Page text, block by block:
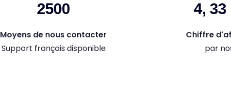
2500
Moyens de nous contacter
Support français disponible
4, 33
Chiffre
par